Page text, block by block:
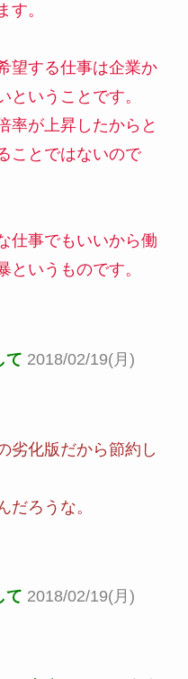
す。
望する仕事は企業か
ということです。
率が上昇したからと
ことではないので
仕事でもいいから働
というものです。
て 2018/02/19(月)
劣化版だから節約し
だろうな。
て 2018/02/19(月)